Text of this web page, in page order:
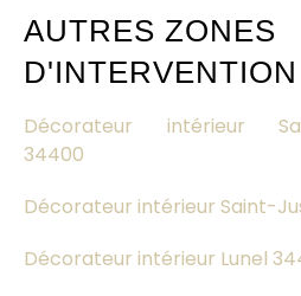
AUTRES ZONES
D'INTERVENTION
Décorateur intérieur
34400
Décorateur intérieur Saint-
Décorateur intérieur Lunel